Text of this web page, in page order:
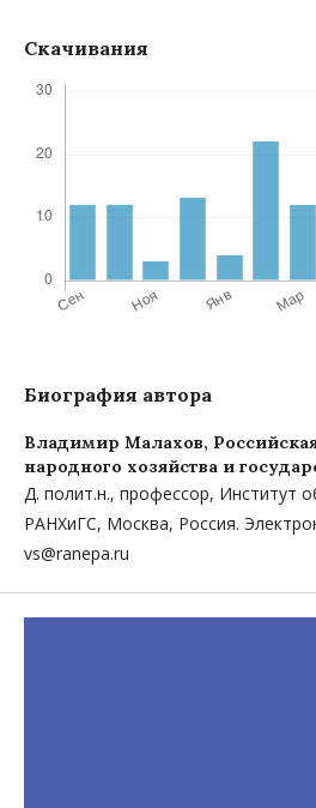
Скачивания
Биография автора
Владимир Малахов,
народного хозяйства и
Д. полит.н., профессор, Институт
РАНХиГС, Москва, Россия.
vs@ranepa.ru